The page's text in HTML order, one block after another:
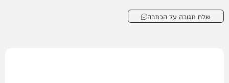
שלח תגובה על הכתבה